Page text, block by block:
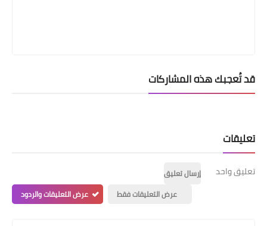
قد تُعجبك هذه المشاركات
تعليقات
تعليق واحد
إرسال تعليق
عرض التعليقات فقط
عرض التعليقات والردود